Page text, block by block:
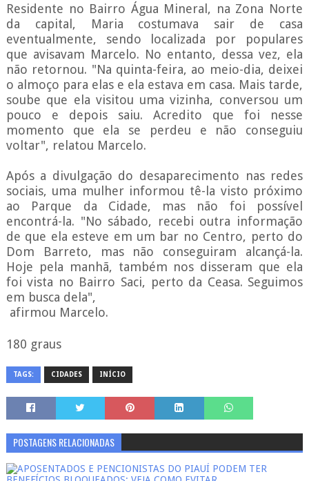
Residente no Bairro Água Mineral, na Zona Norte
da capital, Maria costumava sair de casa
eventualmente, sendo localizada por populares
que avisavam Marcelo. No entanto, dessa vez, ela
não retornou. "Na quinta-feira, ao meio-dia, deixei
o almoço para elas e ela estava em casa. Mais tarde,
soube que ela visitou uma vizinha, conversou um
pouco e depois saiu. Acredito que foi nesse
momento que ela se perdeu e não conseguiu
voltar", relatou Marcelo.
Após a divulgação do desaparecimento nas redes
sociais, uma mulher informou tê-la visto próximo
ao Parque da Cidade, mas não foi possível
encontrá-la. "No sábado, recebi outra informação
de que ela esteve em um bar no Centro, perto do
Dom Barreto, mas não conseguiram alcançá-la.
Hoje pela manhã, também nos disseram que ela
foi vista no Bairro Saci, perto da Ceasa. Seguimos
em busca dela",
afirmou Marcelo.
180 graus
TAGS: CIDADES INÍCIO
POSTAGENS RELACIONADAS